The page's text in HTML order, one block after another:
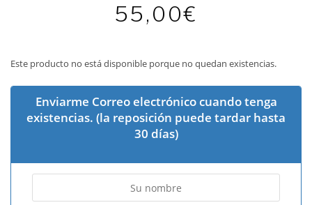
55,00€
Este producto no está disponible porque no quedan existencias.
Enviarme Correo electrónico cuando tenga
existencias. (la reposición puede tardar hasta
30 días)